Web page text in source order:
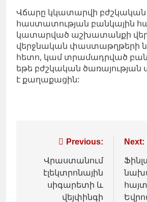
Վճարը կկատարվի բժշկական
հաստատության բանկային
կատարված աշխատանքի
վերջնական փաստաթղթերի
հետո, կամ տրամադրված
եթե բժշկական ծառայության
է քաղաքացին:
Գրառումների
նավարկումը
Previous:
Վրաստանում
էլեկտրոնային
սիգարետի և
վեյփինգի
Next: